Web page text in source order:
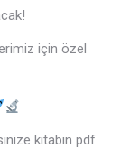
için özel
kitabın pdf